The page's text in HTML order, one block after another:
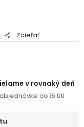
Zdieľať
v rovnaký deň
do 15:00